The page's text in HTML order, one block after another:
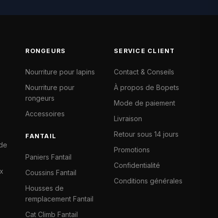
RONGEURS
Nourriture pour lapins
Nourriture pour
rongeurs
Accessoires
FANTAIL
Paniers Fantail
Coussins Fantail
Housses de
remplacement Fantail
Cat Climb Fantail
SERVICE CLIENT
Contact & Conseils
À propos de Bopets
Mode de paiement
Livraison
Retour sous 14 jours
Promotions
Confidentialité
Conditions générales